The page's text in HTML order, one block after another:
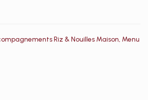
Riz & Nouilles Maison, Menu